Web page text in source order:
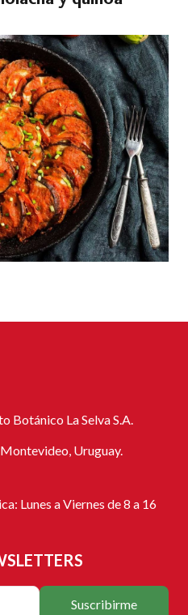
Botánico La Selva S.A.
Uruguay.
Lunes a Viernes de 8 a 16
Suscribirme